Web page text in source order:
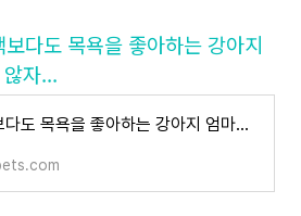
다도 목욕을 좋아하는 강아지
자...
산책보다도 목욕을 좋아하는 강아지 엄마가 물을 채우지 않자...